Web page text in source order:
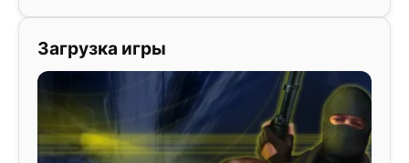
Загрузка игры